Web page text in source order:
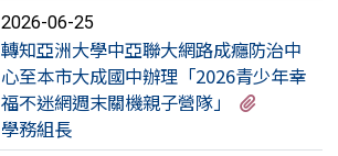
2026-06-25
轉知亞洲大學中亞聯大網路成癮防治中
心至本市大成國中辦理「2026青少年幸
福不迷網週末關機親子營隊」
學務組長